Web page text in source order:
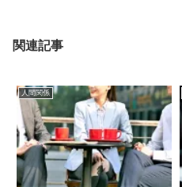
関連記事
人間関係